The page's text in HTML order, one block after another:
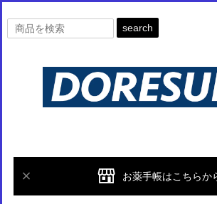
search
お薬手帳はこちらか